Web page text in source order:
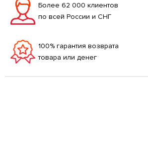
Более 62 000 клиентов
по всей России и СНГ
100% гарантия возврата
товара или денег